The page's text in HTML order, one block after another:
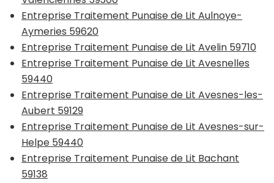
Entreprise Traitement Punaise de Lit Aulnoye-
Aymeries 59620
Entreprise Traitement Punaise de Lit Avelin 59710
Entreprise Traitement Punaise de Lit Avesnelles
59440
Entreprise Traitement Punaise de Lit Avesnes-les-
Aubert 59129
Entreprise Traitement Punaise de Lit Avesnes-sur-
Helpe 59440
Entreprise Traitement Punaise de Lit Bachant
59138